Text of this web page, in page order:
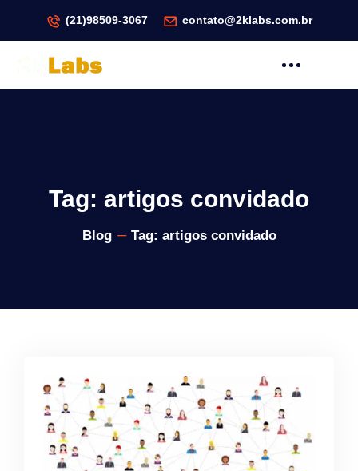
(21)98509-3067 contato@2klabs.com.br
Tag: artigos convidado
Blog Tag: artigos convidado